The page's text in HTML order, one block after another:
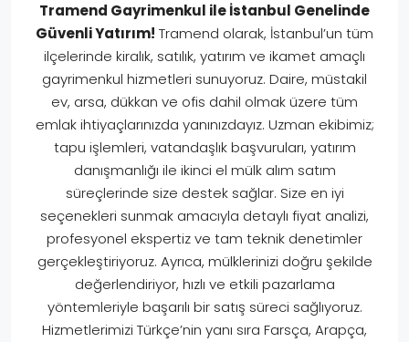
Tramend Gayrimenkul ile İstanbul Genelinde
Güvenli Yatırım! Tramend olarak, İstanbul’un tüm
ilçelerinde kiralık, satılık, yatırım ve ikamet amaçlı
gayrimenkul hizmetleri sunuyoruz. Daire, müstakil
ev, arsa, dükkan ve ofis dahil olmak üzere tüm
emlak ihtiyaçlarınızda yanınızdayız. Uzman ekibimiz;
tapu işlemleri, vatandaşlık başvuruları, yatırım
danışmanlığı ile ikinci el mülk alım satım
süreçlerinde size destek sağlar. Size en iyi
seçenekleri sunmak amacıyla detaylı fiyat analizi,
profesyonel ekspertiz ve tam teknik denetimler
gerçekleştiriyoruz. Ayrıca, mülklerinizi doğru şekilde
değerlendiriyor, hızlı ve etkili pazarlama
yöntemleriyle başarılı bir satış süreci sağlıyoruz.
Hizmetlerimizi Türkçe’nin yanı sıra Farsça, Arapça,